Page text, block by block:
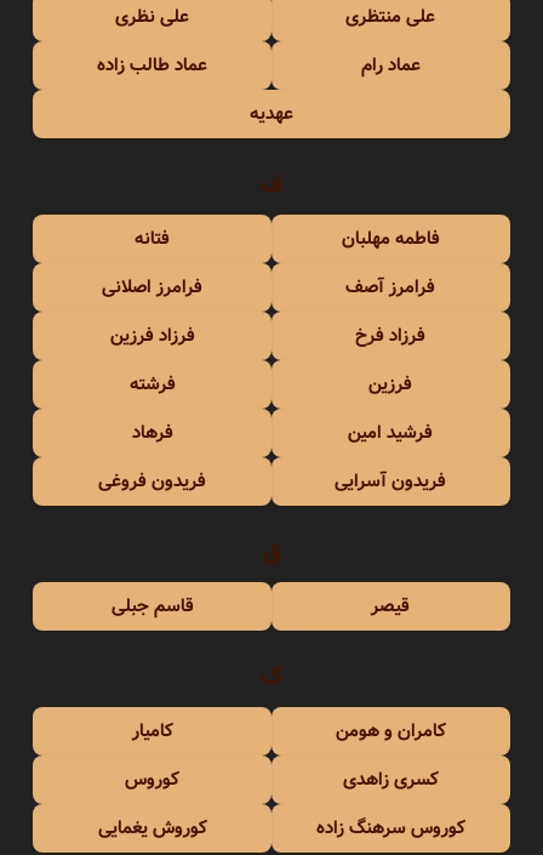
علی منتظری
علی نظری
عماد رام
عماد طالب زاده
عهدیه
ف
فاطمه مهلبان
فتانه
فرامرز آصف
فرامرز اصلانی
فرزاد فرخ
فرزاد فرزین
فرزین
فرشته
فرشید امین
فرهاد
فریدون آسرایی
فریدون فروغی
ق
قیصر قاسم جبلی
ک
کامران و هومن
کامیار
کسری زاهدی
کوروس
کوروس سرهنگ زاده
کوروش یغمایی